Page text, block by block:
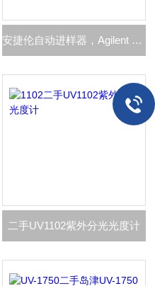
安捷伦自动进样器，Agilent 7696A
二手UV1102紫外分光光度计